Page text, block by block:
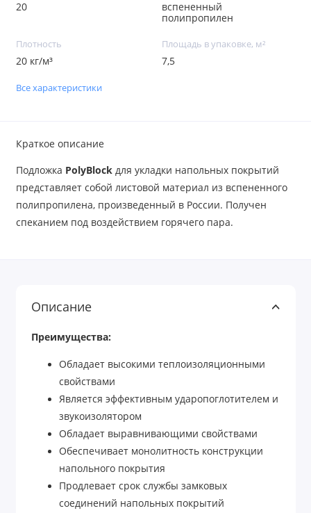
20
вспененный
полипропилен
Плотность
20 кг/м³
Площадь в упаковке, м²
7,5
Все характеристики
Краткое описание
Подложка PolyBlockдля укладки напольных покрытий
представляет собой листовой материал из вспененного
полипропилена, произведенный в России. Получен
спеканием под воздействием горячего пара.
Описание
Преимущества:
Обладает высокими теплоизоляционными
свойствами
Является эффективным ударопоглотителем и
звукоизолятором
Обладает выравнивающими свойствами
Обеспечивает монолитность конструкции
напольного покрытия
Продлевает срок службы замковых
соединений напольных покрытий